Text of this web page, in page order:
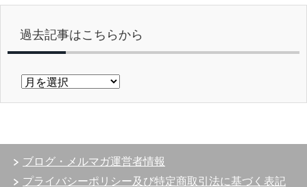
過去記事はこちらから
過
ち
ら
ブログ・メルマガ運営者情報
プライバシーポリシー及び特定商取引法に基づく表記